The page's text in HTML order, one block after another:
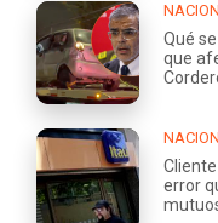
Qué
que
error